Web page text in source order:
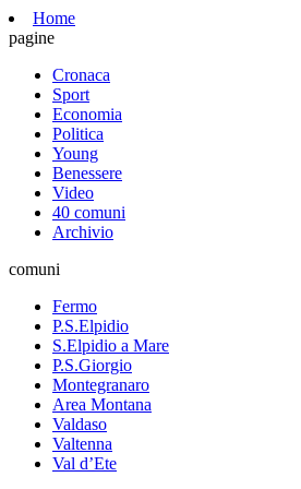
Home
pagine
Cronaca
Sport
Economia
Politica
Young
Benessere
Video
40 comuni
Archivio
comuni
Fermo
P.S.Elpidio
S.Elpidio a Mare
P.S.Giorgio
Montegranaro
Area Montana
Valdaso
Valtenna
Val d’Ete